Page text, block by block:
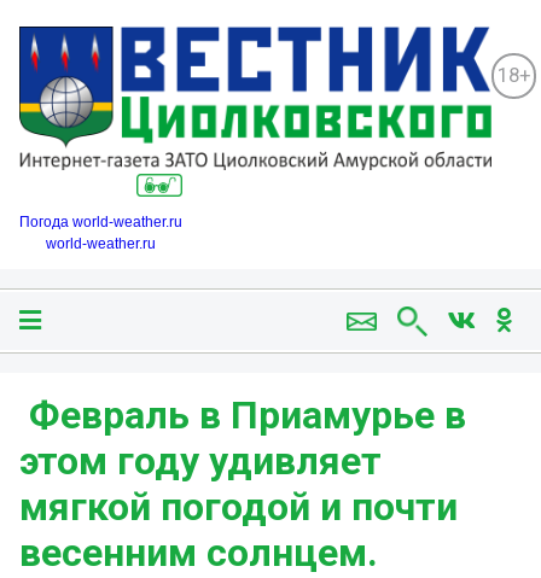
18+
Погода world-weather.ru
world-weather.ru
️ Февраль в Приамурье в
этом году удивляет
мягкой погодой и почти
весенним солнцем.